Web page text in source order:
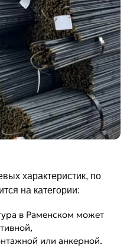
характеристик, по
на категории:
в Раменском может
или анкерной.